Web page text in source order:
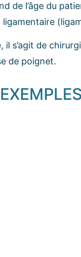
de l’âge du
il s’agit de
de poignet.